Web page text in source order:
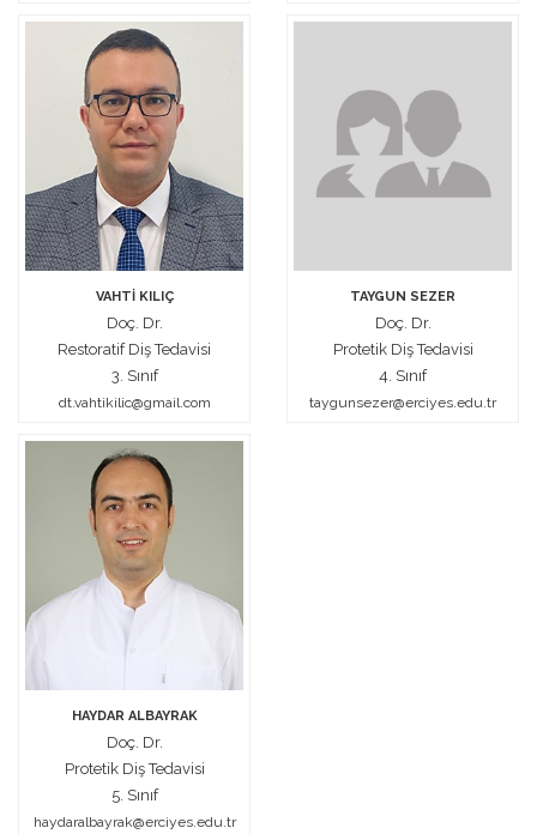
VAHTİ KILIÇ
Doç. Dr.
Restoratif Diş Tedavisi
3. Sınıf
dt.vahtikilic@gmail.com
TAYGUN SEZER
Doç. Dr.
Protetik Diş Tedavisi
4. Sınıf
taygunsezer@erciyes.edu.tr
HAYDAR ALBAYRAK
Doç. Dr.
Protetik Diş Tedavisi
5. Sınıf
haydaralbayrak@erciyes.edu.tr